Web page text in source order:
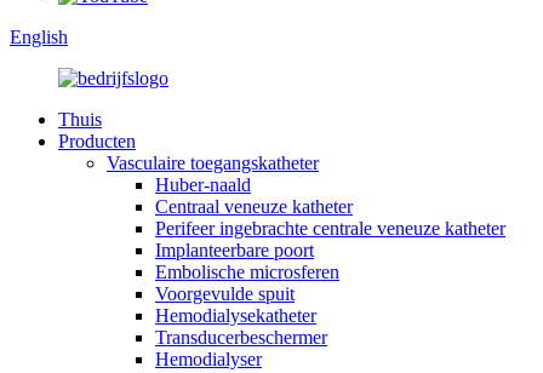
English
Thuis
Producten
Vasculaire toegangskatheter
Huber-naald
Centraal veneuze katheter
Perifeer ingebrachte centrale veneuze katheter
Implanteerbare poort
Embolische microsferen
Voorgevulde spuit
Hemodialysekatheter
Transducerbeschermer
Hemodialyser